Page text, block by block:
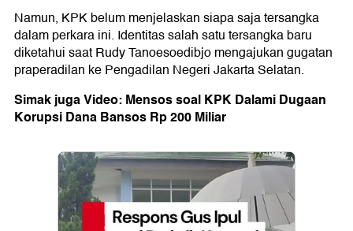
Namun, KPK belum menjelaskan siapa saja tersangka
dalam perkara ini. Identitas salah satu tersangka baru
diketahui saat Rudy Tanoesoedibjo mengajukan gugatan
praperadilan ke Pengadilan Negeri Jakarta Selatan.
Simak juga Video: Mensos soal KPK Dalami Dugaan
Korupsi Dana Bansos Rp 200 Miliar